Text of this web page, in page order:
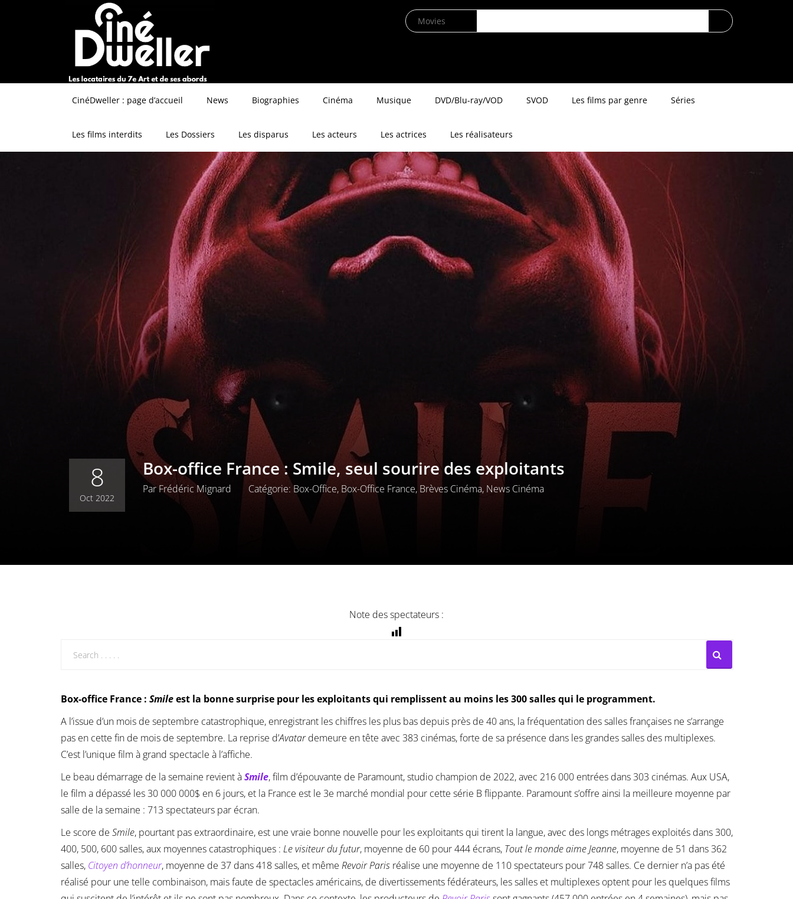
CinéDweller : page d’accueil News Biographies Cinéma Musique DVD/Blu-ray/VOD SVOD Les films par genre Séries
Les films interdits Les Dossiers Les disparus Les acteurs Les actrices Les réalisateurs
8
Oct 2022
Box-office France : Smile, seul sourire des exploitants
ParFrédéric Mignard Catégorie: Box-Office, Box-Office France, Brèves Cinéma, News Cinéma
Note des spectateurs :
Box-office France : Smileest la bonne surprise pour les exploitants qui remplissent au moins les 300 salles qui le programment.
A l’issue d’un mois de septembre catastrophique, enregistrant les chiffres les plus bas depuis près de 40 ans, la fréquentation des salles françaises ne s’arrange
pas en cette fin de mois de septembre. La reprise d’Avatardemeure en tête avec 383 cinémas, forte de sa présence dans les grandes salles des multiplexes.
C’est l’unique film à grand spectacle à l’affiche.
Le beau démarrage de la semaine revient àSmile, film d’épouvante de Paramount, studio champion de 2022, avec 216 000 entrées dans 303 cinémas. Aux USA,
le film a dépassé les 30 000 000$ en 6 jours, et la France est le 3e marché mondial pour cette série B flippante. Paramount s’offre ainsi la meilleure moyenne par
salle de la semaine : 713 spectateurs par écran.
Le score de Smile, pourtant pas extraordinaire, est une vraie bonne nouvelle pour les exploitants qui tirent la langue, avec des longs métrages exploités dans 300,
400, 500, 600 salles, aux moyennes catastrophiques : Le visiteur du futur, moyenne de 60 pour 444 écrans, Tout le monde aime Jeanne, moyenne de 51 dans 362
salles, Citoyen d’honneur, moyenne de 37 dans 418 salles, et même Revoir Parisréalise une moyenne de 110 spectateurs pour 748 salles. Ce dernier n’a pas été
réalisé pour une telle combinaison, mais faute de spectacles américains, de divertissements fédérateurs, les salles et multiplexes optent pour les quelques films